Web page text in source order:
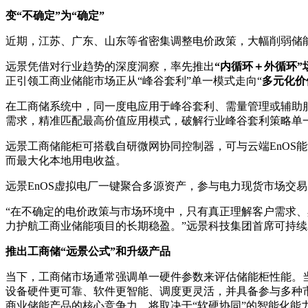
变“不确定”为“确定”
近期，江苏、广东、山东等省密集调整电价政策，大幅削弱
远景凭借对行业趋势的深度洞察，率先推出“内循环＋外循环”
正引领工商业储能市场正从“峰谷套利”单一模式走向“多元化
在工商储系统中，同一度电应用于峰谷套利、需量管理或辅
需求，精准匹配最高价值应用模式，破解行业峰谷套利策略
远景工商储能柜可搭载自研微网协同控制器，可与云端EnOS
而最大化本地用电收益。
远景EnOS虚拟电厂一键聚合多源资产，参与电力现货市场交
“在不确定的电价政策与市场环境中，只有真正理解客户需求
力护航工商业储能项目的长期稳盈。”远景科技集团首席可持
推出工商储“远景公式”和升级产品
当下，工商储市场通常强调单一硬件参数来评估储能柜性能
设备硬件更可靠、软件更智能、调度更灵活，并具备参与多
商业储能产品的核心竞争力，将取决于“软硬协同”的智能化能